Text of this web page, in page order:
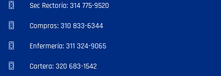
Sec Rectoría: 314 775-9520
Compras: 310 833-6344
Enfermería: 311 324-9065
Cartera: 320 683-1542